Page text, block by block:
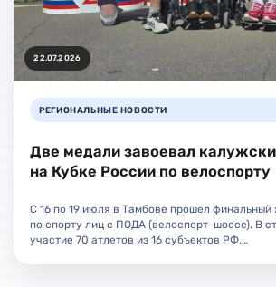
22.07.2026
РЕГИОНАЛЬНЫЕ НОВОСТИ
Две медали завоевал
на Кубке России по велоспорту
С 16 по 19 июля в Тамбове прошел финальный
по спорту лиц с ПОДА (велоспорт-шоссе). В
участие 70 атлетов из 16 субъектов РФ.…